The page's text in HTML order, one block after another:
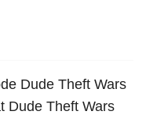
Dude Theft Wars
Dude Theft Wars